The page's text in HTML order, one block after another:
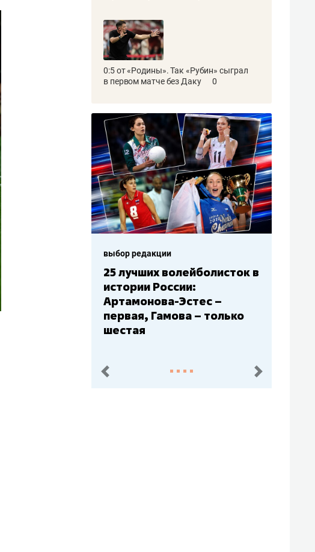
0:5 от «Родины». Так «Рубин» сыграл
в первом матче без Даку
0
выбор редакции
Бюджеты клубов КХЛ: СКА
– главный мажор, «Ак
Барс» – второй, «Салават
Юлаев» – середняк
пред. след.